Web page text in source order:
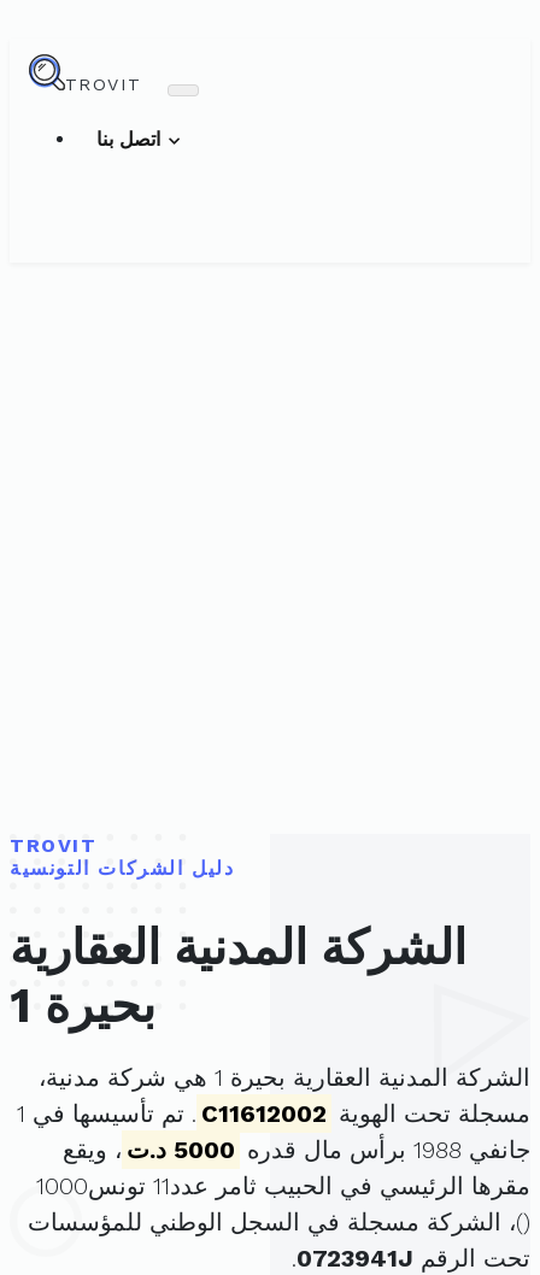
TROVIT
TROVIT
دليل الشركات التونسية
الشركة المدنية العقارية
بحيرة 1
الشركة المدنية العقارية بحيرة 1 هي شركة مدنية،
مسجلة تحت الهوية C11612002
. تم تأسيسها في 1
جانفي 1988 برأس مال قدره
5000 د.ت
، ويقع
مقرها الرئيسي في الحبيب ثامر عدد11 تونس1000
()، الشركة مسجلة في السجل الوطني للمؤسسات
تحت الرقم 0723941J
.